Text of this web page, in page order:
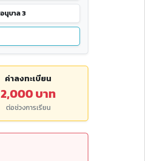
นุบาล 3
ค่าลงทะเบียน
2,000 บาท
ต่อช่วงการเรียน